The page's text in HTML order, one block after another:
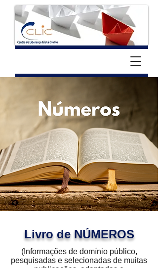
Livro de NÚMEROS
(Informações de domínio público,
pesquisadas e selecionadas de muitas